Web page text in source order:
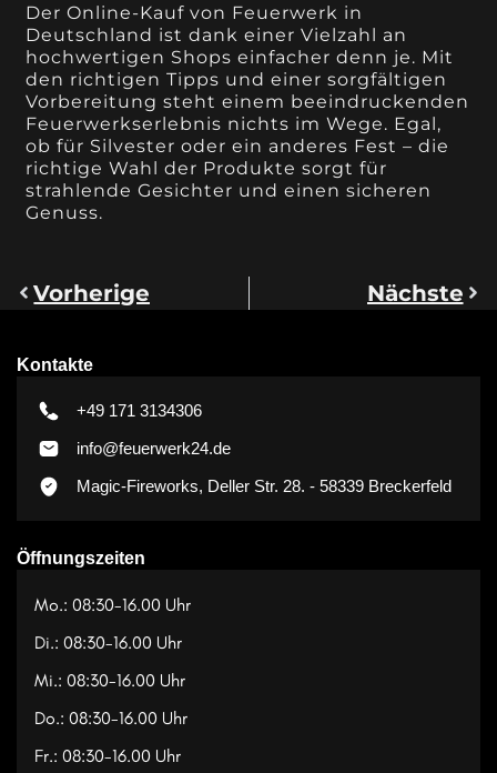
Der Online-Kauf von Feuerwerk in
Deutschland ist dank einer Vielzahl an
hochwertigen Shops einfacher denn je. Mit
den richtigen Tipps und einer sorgfältigen
Vorbereitung steht einem beeindruckenden
Feuerwerkserlebnis nichts im Wege. Egal,
ob für Silvester oder ein anderes Fest – die
richtige Wahl der Produkte sorgt für
strahlende Gesichter und einen sicheren
Genuss.
Vorherige Nächste
Kontakte
+49 171 3134306
info@feuerwerk24.de
Magic-Fireworks, Deller Str. 28. - 58339 Breckerfeld
Öffnungszeiten
Mo.: 08:30-16.00 Uhr
Di.: 08:30-16.00 Uhr
Mi.: 08:30-16.00 Uhr
Do.: 08:30-16.00 Uhr
Fr.: 08:30-16.00 Uhr